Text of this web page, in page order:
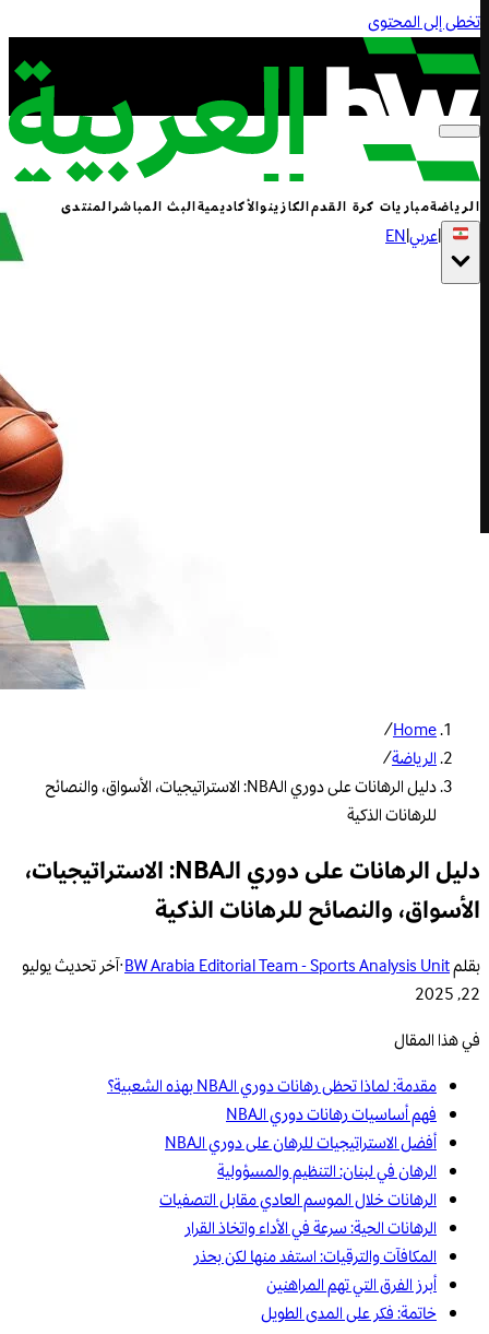
تخطى إلى المحتوى
الرياضةمباريات كرة القدمالكازينوالأكاديميةالبث المباشرالمنتدى
|عربي|
EN
Home
/
الرياضة/
دليل الرهانات على دوري الـNBA: الاستراتيجيات، الأسواق، والنصائح
للرهانات الذكية
دليل الرهانات على دوري الـNBA: الاستراتيجيات،
الأسواق، والنصائح للرهانات الذكية
بقلمBW Arabia Editorial Team - Sports Analysis Unit
·آخر تحديثيوليو
22, 2025
في هذا المقال
مقدمة: لماذا تحظى رهانات دوري الـNBA بهذه الشعبية؟
فهم أساسيات رهانات دوري الـNBA
أفضل الاستراتيجيات للرهان على دوري الـNBA
الرهان في لبنان: التنظيم والمسؤولية
الرهانات خلال الموسم العادي مقابل التصفيات
الرهانات الحية: سرعة في الأداء واتخاذ القرار
المكافآت والترقيات: استفد منها لكن بحذر
أبرز الفرق التي تهم المراهنين
خاتمة: فكر على المدى الطويل